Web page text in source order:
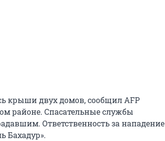
крыши двух домов, сообщил AFP
районе. Спасательные службы
Ответственность за нападение
Бахадур».